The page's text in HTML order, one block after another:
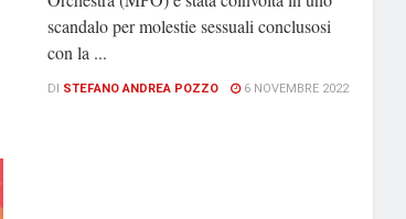
scandalo per molestie sessuali conclusosi
con la ...
DI STEFANO ANDREA POZZO 6 NOVEMBRE 2022